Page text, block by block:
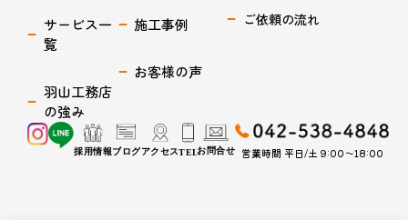
営業時間 平日/土 9:00〜18:00
サービス一
覧
羽山工務店
の強み
施工事例
お客様の声
ご依頼の流れ